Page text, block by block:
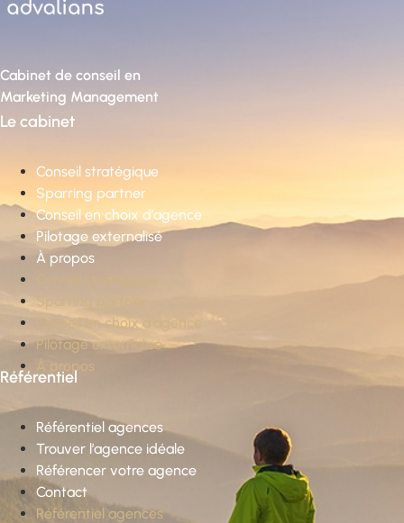
Cabinet de conseil en
Marketing Management
Le cabinet
Conseil stratégique
Sparring partner
Conseil en choix d’agence
Pilotage externalisé
À propos
Conseil stratégique
Sparring partner
Conseil en choix d’agence
Pilotage externalisé
À propos
Référentiel
Référentiel agences
Trouver l’agence idéale
Référencer votre agence
Contact
Référentiel agences